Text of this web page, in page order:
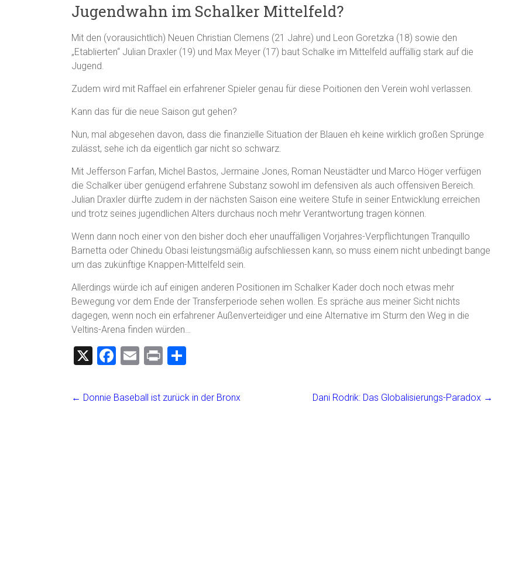
Jugendwahn im Schalker Mittelfeld?
Mit den (vorausichtlich) Neuen Christian Clemens (21 Jahre) und Leon Goretzka (18) sowie den
„Etablierten“ Julian Draxler (19) und Max Meyer (17) baut Schalke im Mittelfeld auffällig stark auf die
Jugend.
Zudem wird mit Raffael ein erfahrener Spieler genau für diese Poitionen den Verein wohl verlassen.
Kann das für die neue Saison gut gehen?
Nun, mal abgesehen davon, dass die finanzielle Situation der Blauen eh keine wirklich großen Sprünge
zulässt, sehe ich da eigentlich gar nicht so schwarz.
Mit Jefferson Farfan, Michel Bastos, Jermaine Jones, Roman Neustädter und Marco Höger verfügen
die Schalker über genügend erfahrene Substanz sowohl im defensiven als auch offensiven Bereich.
Julian Draxler dürfte zudem in der nächsten Saison eine weitere Stufe in seiner Entwicklung erreichen
und trotz seines jugendlichen Alters durchaus noch mehr Verantwortung tragen können.
Wenn dann noch einer von den bisher doch eher unauffälligen Vorjahres-Verpflichtungen Tranquillo
Barnetta oder Chinedu Obasi leistungsmäßig aufschliessen kann, so muss einem nicht unbedingt bange
um das zukünftige Knappen-Mittelfeld sein.
Allerdings würde ich auf einigen anderen Positionen im Schalker Kader doch noch etwas mehr
Bewegung vor dem Ende der Transferperiode sehen wollen. Es spräche aus meiner Sicht nichts
dagegen, wenn noch ein erfahrener Außenverteidiger und eine Alternative im Sturm den Weg in die
Veltins-Arena finden würden…
X
F
ce
E
ai
Pr
t
e
← Donnie Baseball ist zurück in der Bronx Dani Rodrik: Das Globalisierungs-Paradox →